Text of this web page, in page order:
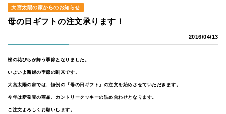
大宮太陽の家からのお知らせ
母の日ギフトの注文承ります！
2016/04/13
桜の花びらが舞う季節となりました。
いよいよ新緑の季節の到来です。
大宮太陽の家では、恒例の『母の日ギフト』の注文を始めさせていただきます。
今年は新発売の商品、カントリークッキーの詰め合わせとなります。
ご注文よろしくお願いします。